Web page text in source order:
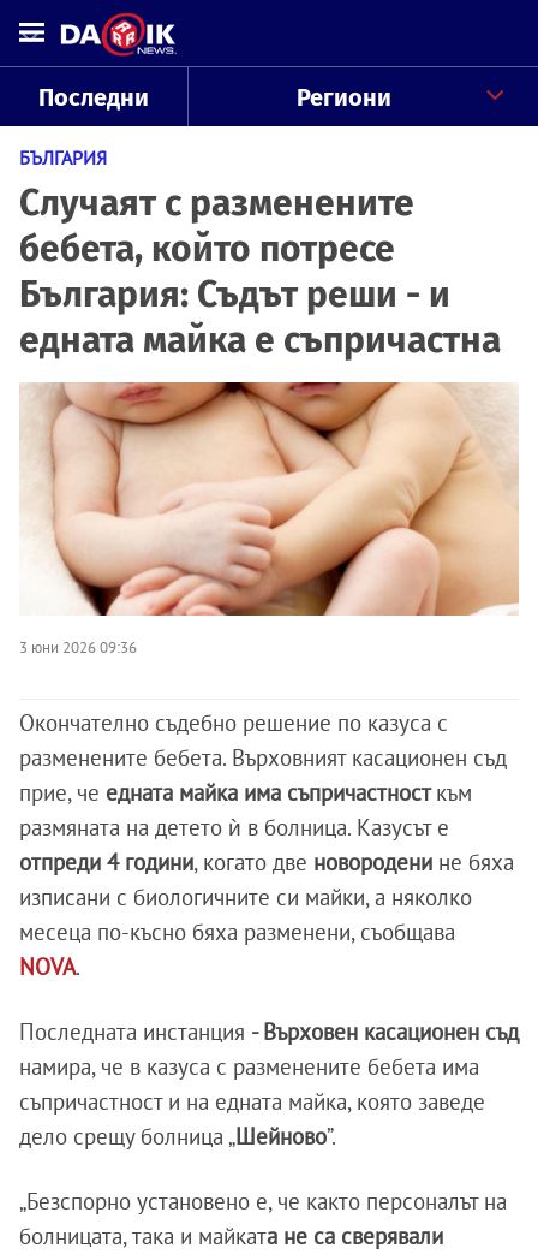
Последни Региони
БЪЛГАРИЯ
Случаят с разменените
бебета, който потресе
България: Съдът реши - и
едната майка е съпричастна
3 юни 2026 09:36
Окончателно съдебно решение по казуса с
разменените бебета. Върховният касационен съд
прие, че едната майка има съпричастносткъм
размяната на детето ѝ в болница. Казусът е
отпреди 4 години, когато две новородени не бяха
изписани с биологичните си майки, а няколко
месеца по-късно бяха разменени, съобщава
NOVA.
Последната инстанция - Върховен касационен съд
намира, че в казуса с разменените бебета има
съпричастност и на едната майка, която заведе
дело срещу болница „Шейново”.
„Безспорно установено е, че както персоналът на
болницата, така и майката не са сверявали